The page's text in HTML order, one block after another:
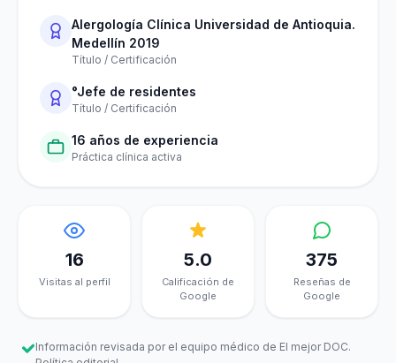
Alergología Clínica Universidad de Antioquia.
Medellín 2019
Título / Certificación
°Jefe de residentes
Título / Certificación
16 años de experiencia
Práctica clínica activa
16
Visitas al perfil
5.0
Calificación de
Google
375
Reseñas de
Google
Información revisada por el equipo médico de El mejor DOC.